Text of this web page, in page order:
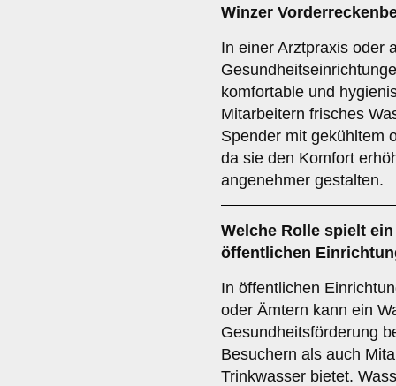
Winzer
In einer Arztpraxis oder
komfortable und
Mitarbeitern frisches
Spender mit gekühltem
da sie den Komfort
angenehmer gestalten.
Welche Rolle spielt
öffentlichen
In öffentlichen
oder Ämtern kann ein
Gesundheitsförderung
Besuchern als auch
Trinkwasser bietet.